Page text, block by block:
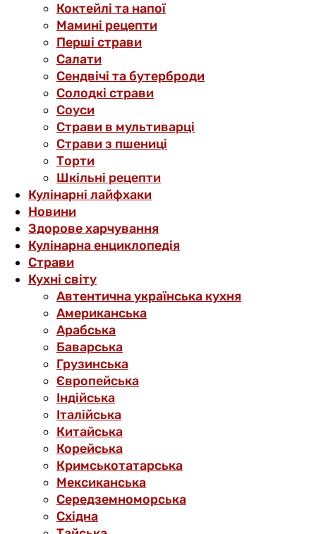
Коктейлі та напої
Мамині рецепти
Перші страви
Салати
Сендвічі та бутерброди
Солодкі страви
Соуси
Страви в мультиварці
Страви з пшениці
Торти
Шкільні рецепти
Кулінарні лайфхаки
Новини
Здорове харчування
Кулінарна енциклопедія
Страви
Кухні світу
Автентична українська кухня
Американська
Арабська
Баварська
Грузинська
Європейська
Індійська
Італійська
Китайська
Корейська
Кримськотатарська
Мексиканська
Середземноморська
Східна